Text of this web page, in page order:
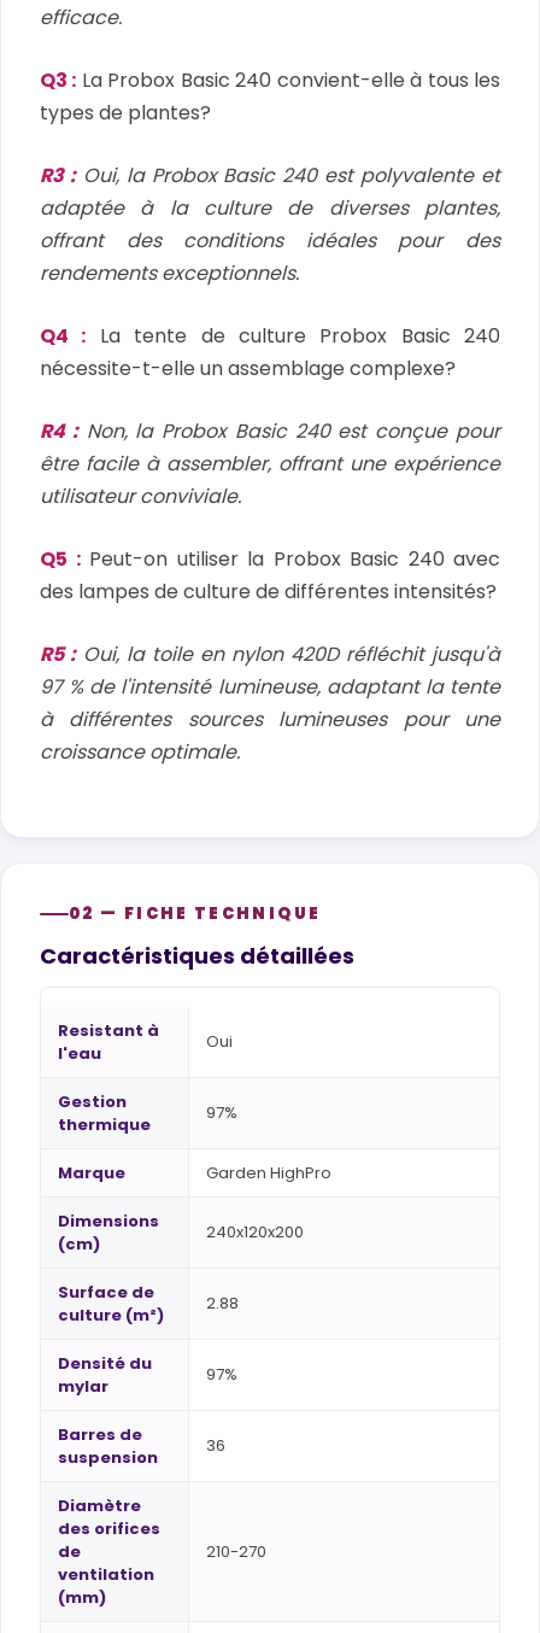
efficace.
Q3 : La Probox Basic 240 convient-elle à tous les
types de plantes?
R3 :Oui, la Probox Basic 240 est polyvalente et
adaptée à la culture de diverses plantes,
offrant des conditions idéales pour des
rendements exceptionnels.
Q4 : La tente de culture Probox Basic 240
nécessite-t-elle un assemblage complexe?
R4 :Non, la Probox Basic 240 est conçue pour
être facile à assembler, offrant une expérience
utilisateur conviviale.
Q5 :Peut-on utiliser la Probox Basic 240 avec
des lampes de culture de différentes intensités?
R5 :Oui, la toile en nylon 420D réfléchit jusqu'à
97 % de l'intensité lumineuse, adaptant la tente
à différentes sources lumineuses pour une
croissance optimale.
02 — FICHE TECHNIQUE
Caractéristiques détaillées
Resistant à
l'eau
Oui
Gestion
thermique
97%
Marque Garden HighPro
Dimensions
(cm)
240x120x200
Surface de
culture (m²)
2.88
Densité du
mylar
97%
Barres de
suspension
36
Diamètre
des orifices
de
ventilation
(mm)
210-270